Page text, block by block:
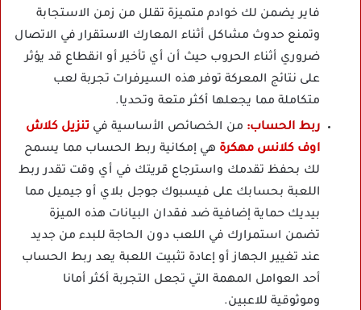
فاير يضمن لك خوادم متميزة تقلل من زمن الاستجابة
وتمنع حدوث مشاكل أثناء المعارك الاستقرار في الاتصال
ضروري أثناء الحروب حيث أن أي تأخير أو انقطاع قد يؤثر
على نتائج المعركة توفر هذه السيرفرات تجربة لعب
متكاملة مما يجعلها أكثر متعة وتحديا.
ربط الحساب: من الخصائص الأساسية في تنزيل كلاش
اوف كلانس مهكرة هي إمكانية ربط الحساب مما يسمح
لك بحفظ تقدمك واسترجاع قريتك في أي وقت تقدر ربط
اللعبة بحسابك على فيسبوك جوجل بلاي أو جيميل مما
بيديك حماية إضافية ضد فقدان البيانات هذه الميزة
تضمن استمرارك في اللعب دون الحاجة للبدء من جديد
عند تغيير الجهاز أو إعادة تثبيت اللعبة يعد ربط الحساب
أحد العوامل المهمة التي تجعل التجربة أكثر أمانا
وموثوقية للاعبين.